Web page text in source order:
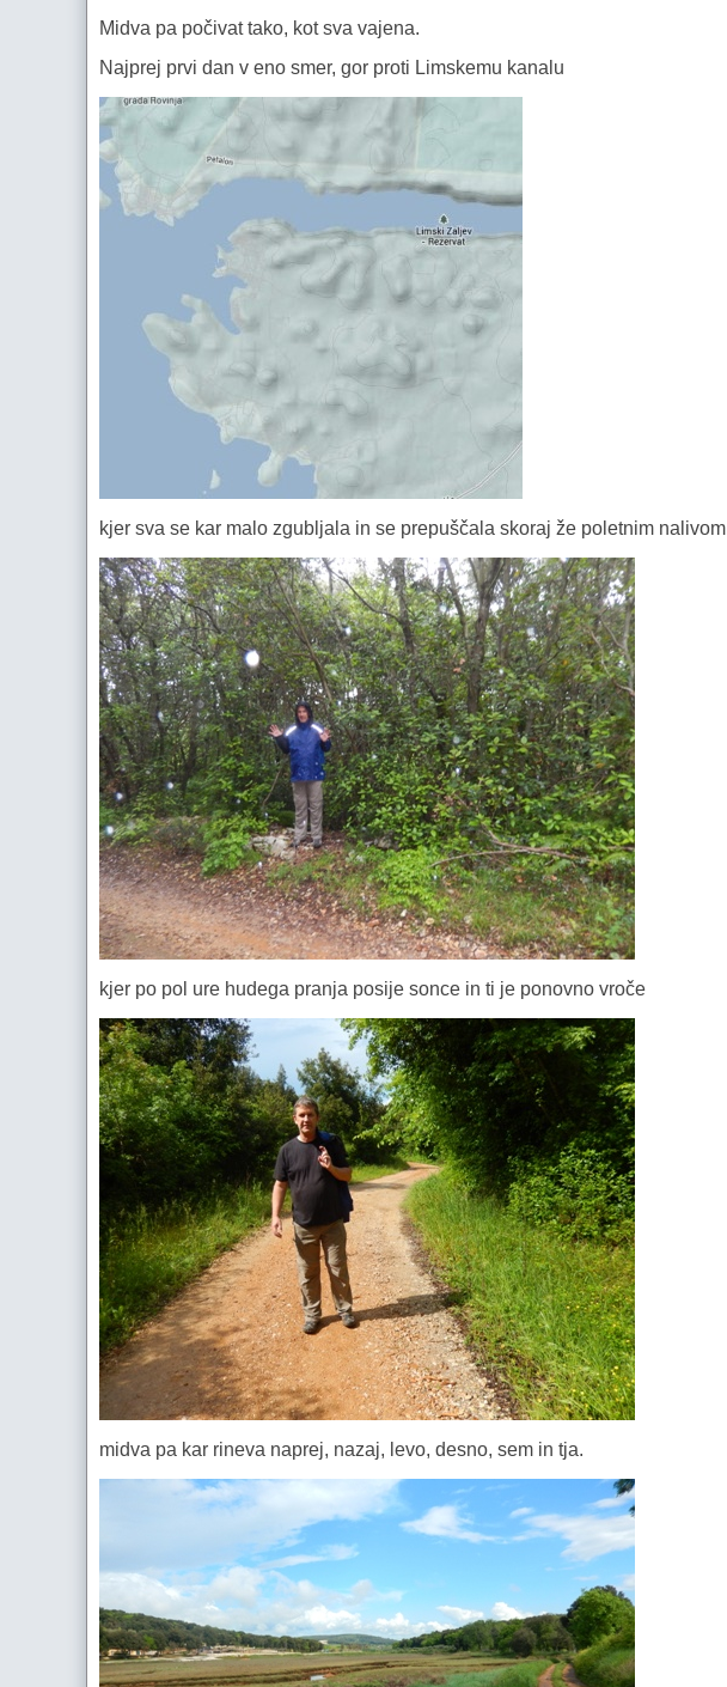
Midva pa počivat tako, kot sva vajena.
Najprej prvi dan v eno smer, gor proti Limskemu kanalu
kjer sva se kar malo zgubljala in se prepuščala skoraj že poletnim nalivom
kjer po pol ure hudega pranja posije sonce in ti je ponovno vroče
midva pa kar rineva naprej, nazaj, levo, desno, sem in tja.